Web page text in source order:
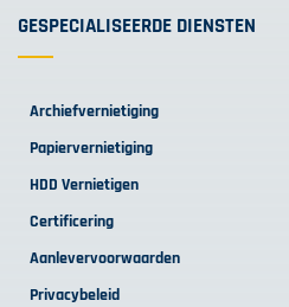
GESPECIALISEERDE DIENSTEN
Archiefvernietiging
Papiervernietiging
HDD Vernietigen
Certificering
Aanlevervoorwaarden
Privacybeleid